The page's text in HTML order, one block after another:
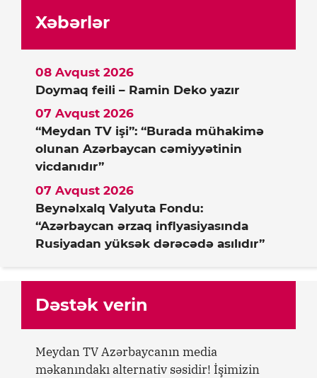
Xəbərlər
Doymaq feili – Ramin Deko yazır
08 Avqust 2026
“Meydan TV işi”: “Burada mühakimə
olunan Azərbaycan cəmiyyətinin
vicdanıdır”
07 Avqust 2026
Beynəlxalq Valyuta Fondu:
“Azərbaycan ərzaq inflyasiyasında
Rusiyadan yüksək dərəcədə asılıdır”
07 Avqust 2026
Dəstək verin
Meydan TV Azərbaycanın media
məkanındakı alternativ səsidir! İşimizin